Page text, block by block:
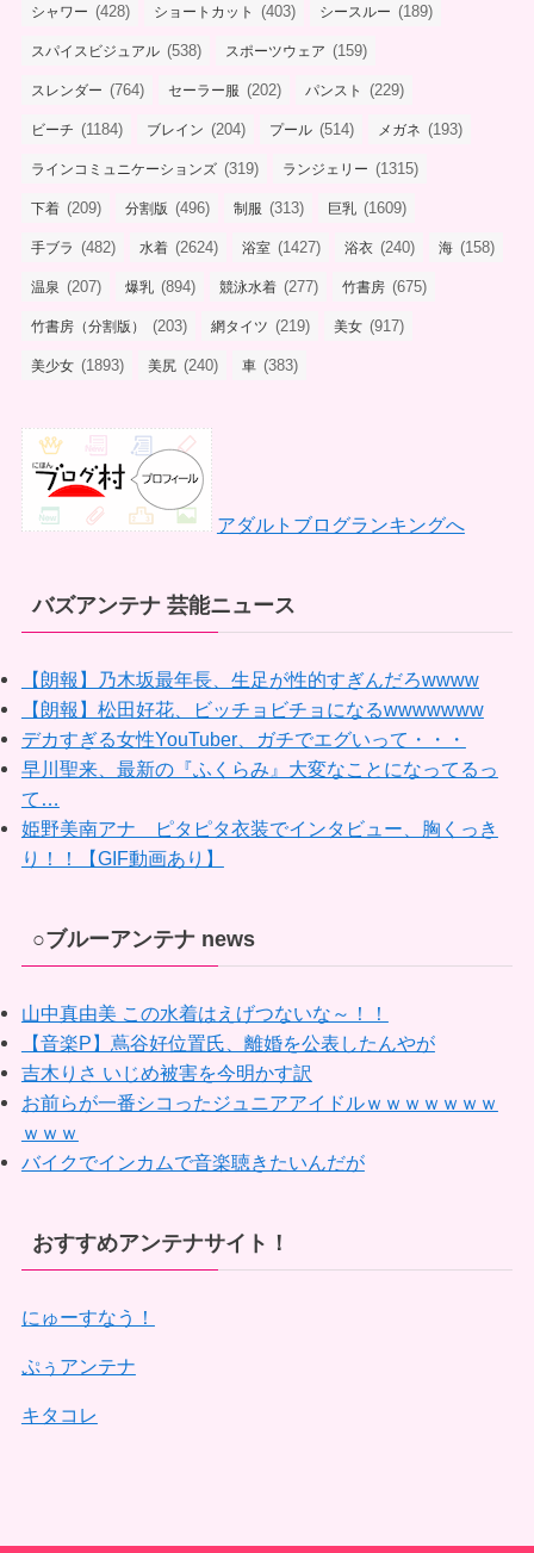
シャワー (428) ショートカット (403) シースルー (189)
スパイスビジュアル (538) スポーツウェア (159)
スレンダー (764) セーラー服 (202) パンスト (229)
ビーチ (1184) ブレイン (204) プール (514) メガネ (193)
ラインコミュニケーションズ (319) ランジェリー (1315)
下着 (209) 分割版 (496) 制服 (313) 巨乳 (1609)
手ブラ (482) 水着 (2624) 浴室 (1427) 浴衣 (240) 海 (158)
温泉 (207) 爆乳 (894) 競泳水着 (277) 竹書房 (675)
竹書房（分割版） (203) 網タイツ (219) 美女 (917)
美少女 (1893) 美尻 (240) 車 (383)
アダルトブログランキングへ
バズアンテナ 芸能ニュース
【朗報】乃木坂最年長、生足が性的すぎんだろwwww
【朗報】松田好花、ビッチョビチョになるwwwwwww
デカすぎる女性YouTuber、ガチでエグいって・・・
早川聖来、最新の『ふくらみ』大変なことになってるっ
て…
姫野美南アナ ピタピタ衣装でインタビュー、胸くっき
り！！【GIF動画あり】
○ブルーアンテナ news
山中真由美 この水着はえげつないな～！！
【音楽P】蔦谷好位置氏、離婚を公表したんやが
吉木りさ いじめ被害を今明かす訳
お前らが一番シコったジュニアアイドルｗｗｗｗｗｗｗ
ｗｗｗ
バイクでインカムで音楽聴きたいんだが
おすすめアンテナサイト！
にゅーすなう！
ぷぅアンテナ
キタコレ